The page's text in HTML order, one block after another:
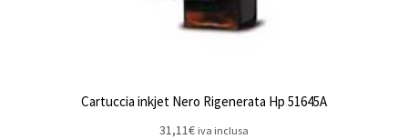
Cartuccia inkjet Nero Rigenerata Hp 51645A
31,11€ iva inclusa